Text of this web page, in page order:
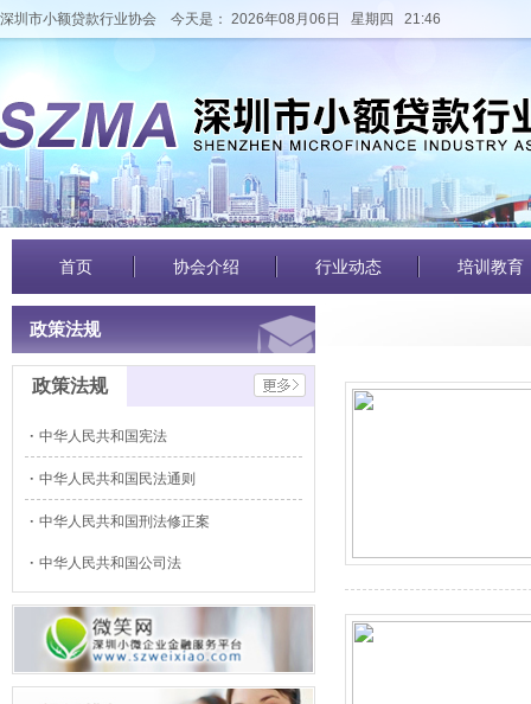
深圳市小额贷款行业协会 今天是： 2026年08月06日 星期四 21:46
首页 协会介绍 行业动态 培训教育
政策法规
政策法规
中华人民共和国宪法
中华人民共和国民法通则
中华人民共和国刑法修正案
中华人民共和国公司法